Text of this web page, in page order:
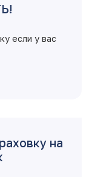
если у вас
на